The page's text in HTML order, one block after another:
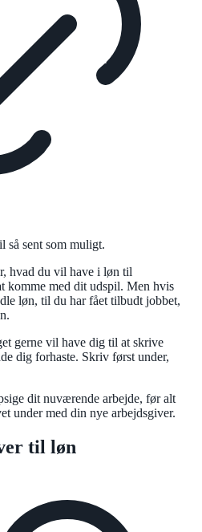
så sent som muligt.
hvad du vil have i løn til
komme med dit udspil. Men hvis
løn, til du har fået tilbudt jobbet,
gerne vil have dig til at skrive
dig forhaste. Skriv først under,
dit nuværende arbejde, før alt
under med din nye arbejdsgiver.
til løn